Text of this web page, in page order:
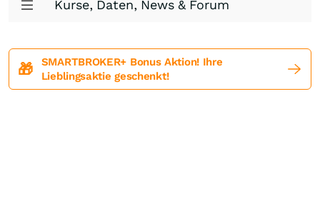
Kurse, Daten, News & Forum
🎁
SMARTBROKER+ Bonus Aktion! Ihre
Lieblingsaktie geschenkt!